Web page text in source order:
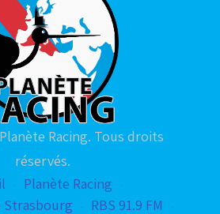
Racing. Tous droits
réservés.
Planète Racing
Strasbourg
RBS 91.9 FM